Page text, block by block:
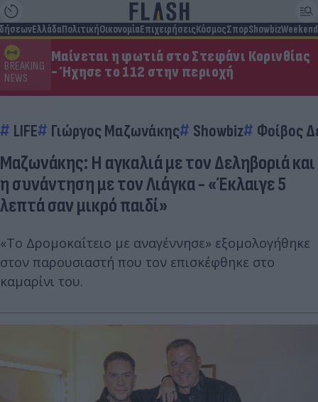
ΕλλάδαΠολιτικήΟικονομίαΕπιχειρήσειςΚόσμοςΣπορShowbizWeekend
BREAKING
NEWS
Μαίνεται η φωτιά στο Στεφάνι Κορινθίας
- Ήχησε το 112 στην περιοχή
LIFE Γιώργος Μαζωνάκης Showbiz Φοίβος
Μαζωνάκης: Η αγκαλιά με τον Δεληβοριά και
η συνάντηση με τον Λιάγκα - «Έκλαιγε 5
λεπτά σαν μικρό παιδί»
«Το Δρομοκαΐτειο με αναγέννησε» εξομολογήθηκε
στον παρουσιαστή που τον επισκέφθηκε στο
καμαρίνι του.